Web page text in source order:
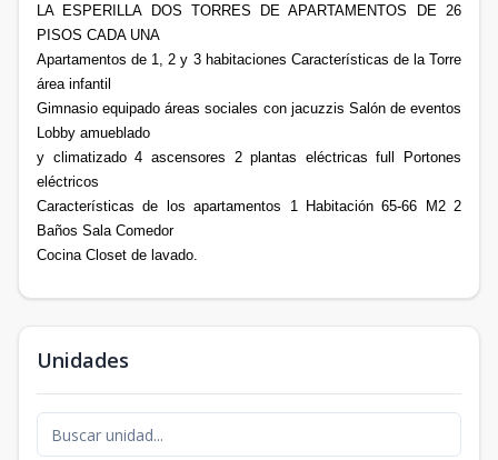
LA ESPERILLA DOS TORRES DE APARTAMENTOS DE 26
PISOS CADA UNA
Apartamentos de 1, 2 y 3 habitaciones Características de la Torre
área infantil
Gimnasio equipado áreas sociales con jacuzzis Salón de eventos
Lobby amueblado
y climatizado 4 ascensores 2 plantas eléctricas full Portones
eléctricos
Características de los apartamentos 1 Habitación 65-66 M2 2
Baños Sala Comedor
Cocina Closet de lavado.
Unidades